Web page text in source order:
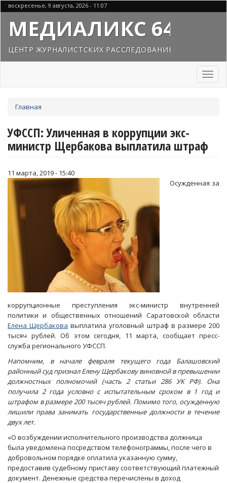
Перейти
к
основному
содержанию
воскресенье, 9 августа, 2026 - 11:07
МЕДИАЛИКС 64
ЦЕНТР ЖУРНАЛИСТСКИХ РАССЛЕДОВАНИЙ
Toggle
здесь
Главная
УФССП: Уличенная в коррупции экс-
министр Щербакова выплатила штраф
11 марта, 2019 - 15:40
Осужденная за
коррупционные преступления экс-министр внутренней
политики и общественных отношений Саратовской области
Елена Щербакова выплатила уголовный штраф в размере 200
тысяч рублей. Об этом сегодня, 11 марта, сообщает пресс-
служба регионального УФССП.
Напомним, в начале февраля текущего года Балашовский
районный суд признал Елену Щербакову виновной в превышении
должностных полномочий (часть 2 статьи 286 УК РФ). Она
получила 2 года условно с испытательным сроком в 1 год и
штрафом в размере 200 тысяч рублей. Помимо того, осужденную
лишили права занимать государственные должности в течение
двух лет.
«О возбуждении исполнительного производства должница
была уведомлена посредством телефонограммы, после чего в
добровольном порядке оплатила указанную сумму,
предоставив судебному приставу соответствующий платежный
документ. Денежные средства перечислены в доход